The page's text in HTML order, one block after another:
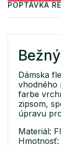
POPTÁVKA
Dámska
vhodného
farbe
zipsom,
úpravu
Materiál: